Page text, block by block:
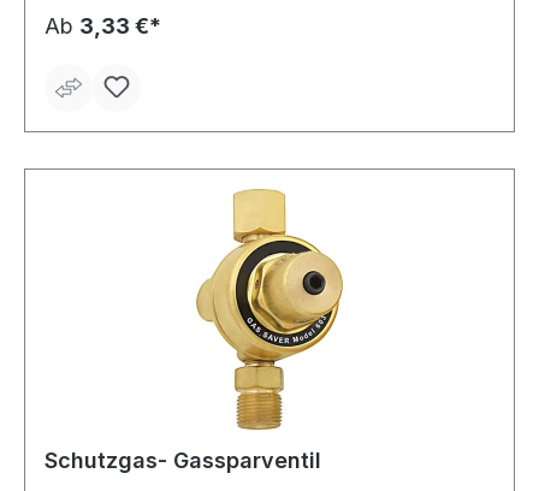
Ab 3,33 €*
Schutzgas- Gassparventil